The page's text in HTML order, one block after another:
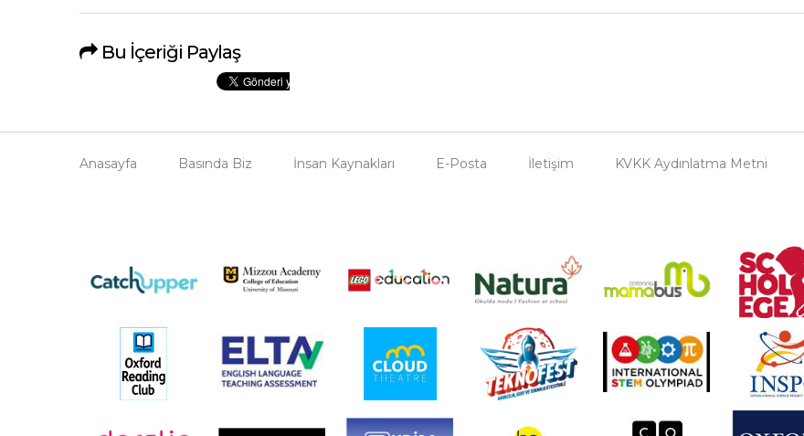
Bu İçeriği Paylaş
Anasayfa Basında Biz İnsan Kaynakları E-Posta İletişim KVKK Aydınlatma Metni